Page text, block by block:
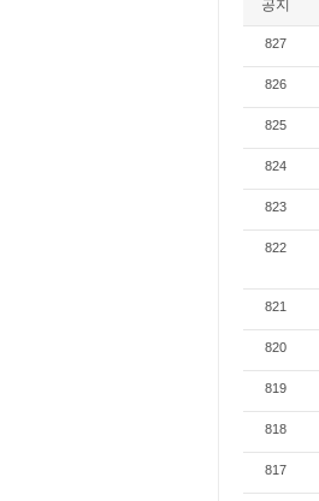
공지
827
826
825
824
823
822
821
820
819
818
817